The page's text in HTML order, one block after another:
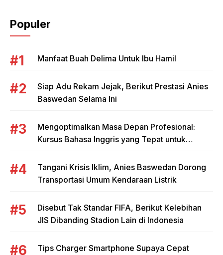
Populer
Manfaat Buah Delima Untuk Ibu Hamil
Siap Adu Rekam Jejak, Berikut Prestasi Anies
Baswedan Selama Ini
Mengoptimalkan Masa Depan Profesional:
Kursus Bahasa Inggris yang Tepat untuk
Tangani Krisis Iklim, Anies Baswedan Dorong
Transportasi Umum Kendaraan Listrik
Disebut Tak Standar FIFA, Berikut Kelebihan
JIS Dibanding Stadion Lain di Indonesia
Tips Charger Smartphone Supaya Cepat